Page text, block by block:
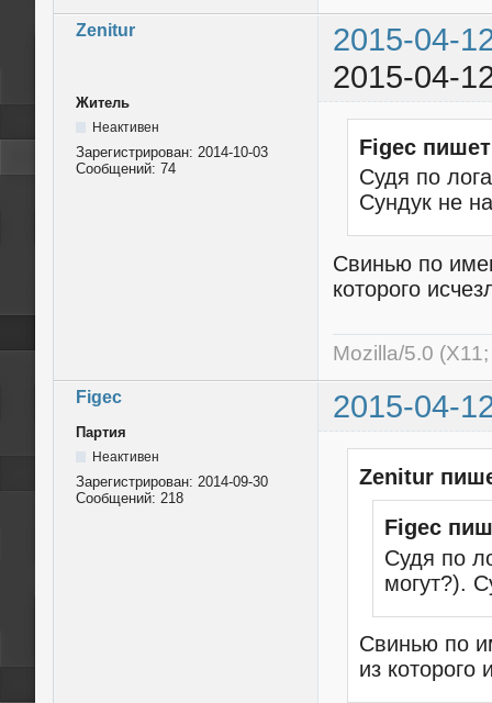
Zenitur
2015-04-
2015-04-
Житель
Неактивен
Зарегистрирован: 2014-10-03
Сообщений: 74
Figec
Судя по
Сундук не
Свинью по
которого
Mozilla/5.0
Figec 2015-04-
Партия
Неактивен
Зарегистрирован: 2014-09-30
Сообщений: 218
Zenitur
Figec
Судя по
могут?).
Свинью по
из